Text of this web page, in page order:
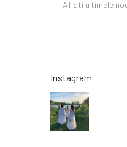
Aflati ultimele
Instagram